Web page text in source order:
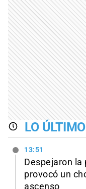
LO ÚLTIMO
13:51
Despejaron la
provocó un
ascenso